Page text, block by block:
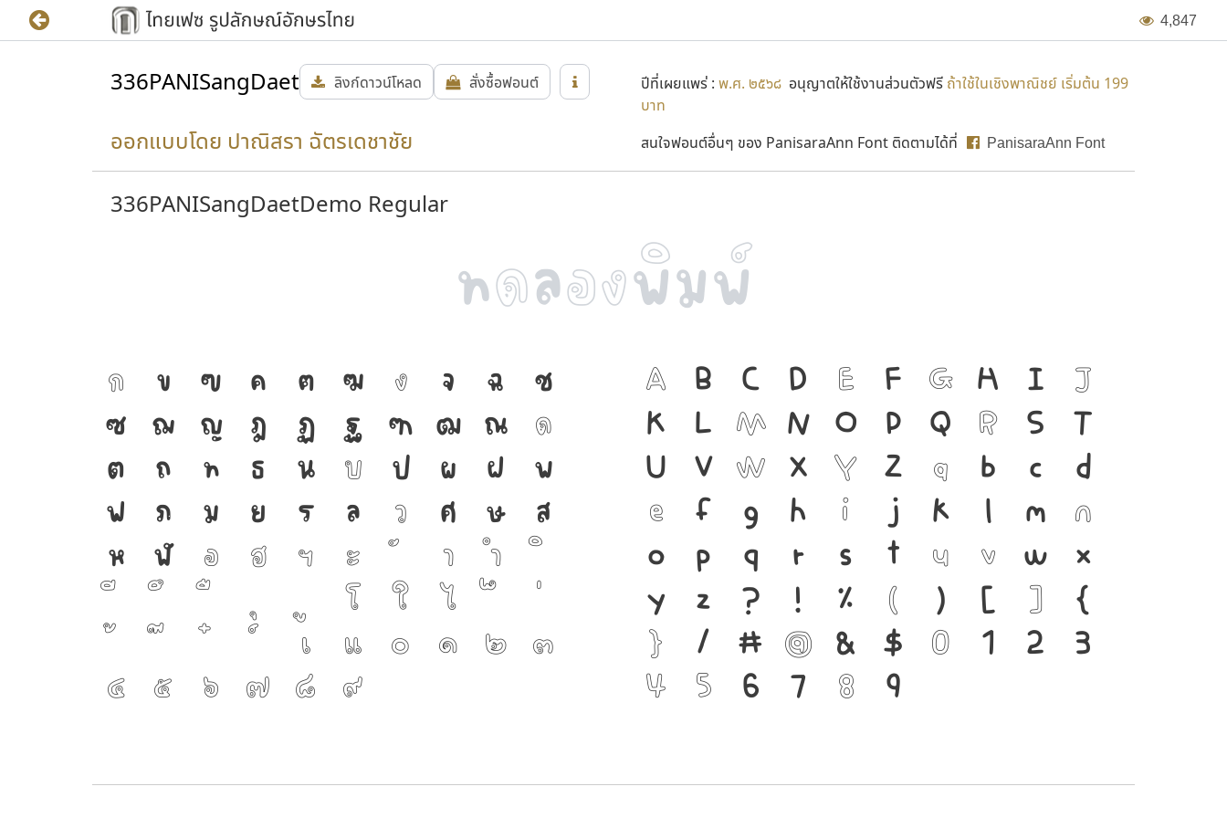
4,847
336PANISangDaet ลิงก์ดาวน์โหลด สั่งซื้อฟอนต์ ปีที่เผยแพร่ : พ.ศ. ๒๕๖๘ อนุญาตให้ใช้งานส่วนตัวฟรี ถ้าใช้ในเชิงพาณิชย์ เริ่มต้น 199
บาท
ออกแบบโดย ปาณิสรา ฉัตรเดชาชัย สนใจฟอนต์อื่นๆ ของ PanisaraAnn Font ติดตามได้ที่ PanisaraAnn Font
336PANISangDaetDemo Regular
ก ข ฃ ค ฅ ฆ ง จ ฉ
ช
ซ ฌ ญ ฎ ฏ ฐ ฑ ฒ ณ ด
ต
ถ ท ธ น บ ป ผ ฝ
พ
ฟ
ภ ม ย ร ล ว ศ ษ ส
ห ฬ อ ฮ ฯ ะ า
ำ
โ
ใ
ไ
เ
แ ๐ ๑ ๒ ๓
๔ ๕ ๖ ๗ ๘ ๙
A B C D E F G H I
J
K L M N O P Q R S T
U V W X Y Z a b c
d
e
f g h i j k l m n
o
p q r s t u v w x
y z ? ! % ( ) [ ]
{
}
/ # @ & $ 0 1 2
3
4 5 6 7 8 9
ภาษา คือ เครื่องมือสำคัญที่ทำให้ความ
เป็นชาติดำรงอยู่ได้ ภาษา คือ สะพาน
เชื่อมตัวตนของชนชาติ จากอดีตสู่ปัจจุบัน
ตัวพิมพ์ คือ เครื่องมือสำคัญที่ทำให้ภาษา
ดำรงอยู่ได้ แบบตัวพิมพ์ที่พัฒนาทัน
กระแสการเปลี่ยนแปลง คือ โครงสร้าง
แกร่งของสะพานที่เชื่อมตัวตนของชาติ